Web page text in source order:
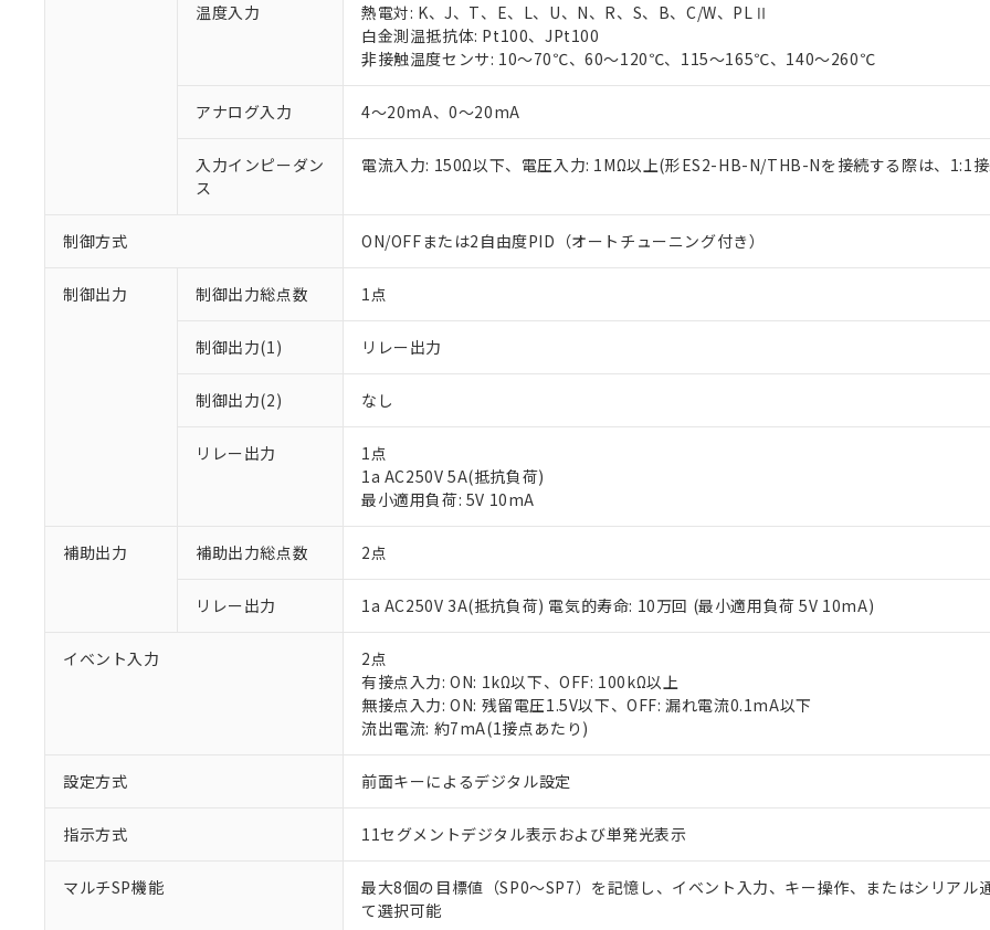
温度入力
熱電対: K、J、T、E、L、U、N、R、S、B、C/W、PLⅡ
白金測温抵抗体: Pt100、JPt100
非接触温度センサ: 10～70℃、60～120℃、115～165℃、140～260℃
アナログ入力 4～20mA、0～20mA
入力インピーダン
ス
電流入力: 150Ω以下、電圧入力: 1MΩ以上(形ES2-HB-N/THB-Nを接続する際は、1:1
制御方式 ON/OFFまたは2自由度PID（オートチューニング付き）
制御出力 制御出力総点数 1点
制御出力(1) リレー出力
制御出力(2) なし
リレー出力
1点
1a AC250V 5A(抵抗負荷)
最小適用負荷: 5V 10mA
補助出力 補助出力総点数 2点
リレー出力 1a AC250V 3A(抵抗負荷) 電気的寿命: 10万回 (最小適用負荷 5V 10mA)
イベント入力
2点
有接点入力: ON: 1kΩ以下、OFF: 100kΩ以上
無接点入力: ON: 残留電圧1.5V以下、OFF: 漏れ電流0.1mA以下
流出電流: 約7mA(1接点あたり)
設定方式 前面キーによるデジタル設定
指示方式 11セグメントデジタル表示および単発光表示
マルチSP機能
最大8個の目標値（SP0～SP7）を記憶し、イベント入力、キー操作、またはシリアル
て選択可能
ご利用条件
本サービスは、当社制御機器事業取扱商品の当社在庫状況および標準価格(税抜)を
くものです。
当社制御機器事業取扱商品の中には、本サービスの対象外となる商品もあることを
※1 対応状況
対応済み：EU RoHS指令（10物質）の非含有に対応した製品が提供可能な商品です。
対応予定：EU RoHS指令（10物質）の非含有に対応した製品に切り替える予定のある商
対応予定なし：EU RoHS指令（10物質）の非含有に非対応の商品で、対応品を出す予定
調査・確認中：EU RoHS指令（10物質）の非含有の対応状況を調査中または確認中の商
仕入先様の事情により、非含有部品としていたものが、含有品と判明した場合などやむ
があります。
*EU RoHS指令（10物質）：
鉛(Pb) 1000ppm以下、 水銀(Hg) 1000ppm以下、 カドミウム(Cd) 100ppm以下、
六価クロム(Cr(Ⅵ)) 1000ppm以下、ポリ臭化ビフェニル類(PBB) 1000ppm以下、ポリ臭化ジフェニルエーテル類
フタル酸ビス(2-エチルヘキシル) (DEHP)(別名：DOP) 1000ppm以下、フタル酸ブチルベンジル（BBP）
※1 中国RoHS○×表
「○」：最大均質材料含有率が中国RoHSの基準値以下であることを示します。
「－」：未確認です。当社販売部門へお問い合わせください。
*中国RoHS10物質の基準値 (GB/T26572)：
当社は、これら貴社製品のうち、外国為替および外国貿易法に定める商品（以下｢
う）を輸出または国外への提供する場合は、日本国政府の輸出許可(または役務取
などの必要な手続きをとります。
記
号
説明